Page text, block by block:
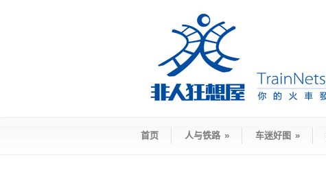
首页 人与铁路 » 车迷好图 »